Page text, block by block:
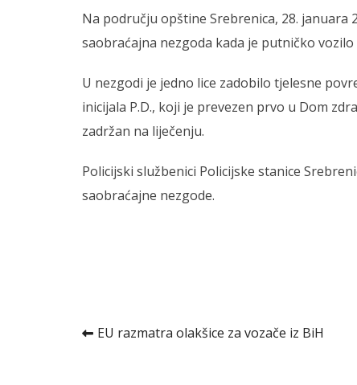
Na području opštine Srebrenica, 28. januara
saobraćajna nezgoda kada je putničko
U nezgodi je jedno lice zadobilo tjelesne
inicijala P.D., koji je prevezen prvo u Dom
zadržan na liječenju.
Policijski službenici Policijske stanice
saobraćajne nezgode.
Kretanje
EU razmatra olakšice za vozače iz BiH